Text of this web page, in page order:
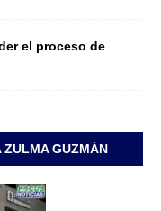
el proceso de
ZULMA GUZMÁN